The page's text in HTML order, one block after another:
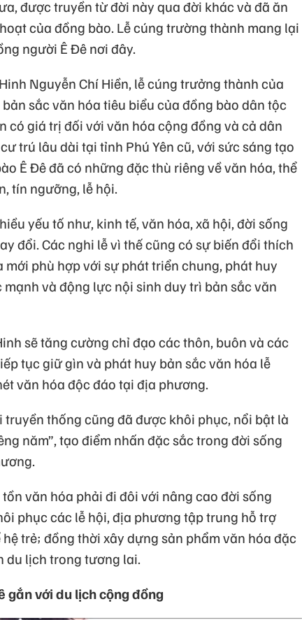
được truyền từ đời này qua đời khác và đã ăn
của đồng bào. Lễ cúng trường thành mang lại
người Ê Đê nơi đây.
Nguyễn Chí Hiền, lễ cúng trưởng thành của
sắc văn hóa tiêu biểu của đồng bào dân tộc
có giá trị đối với văn hóa cộng đồng và cả dân
trú lâu dài tại tỉnh Phú Yên cũ, với sức sáng tạo
Ê Đê đã có những đặc thù riêng về văn hóa, thể
tín ngưỡng, lễ hội.
yếu tố như, kinh tế, văn hóa, xã hội, đời sống
đổi. Các nghi lễ vì thế cũng có sự biến đổi thích
phù hợp với sự phát triển chung, phát huy
và động lực nội sinh duy trì bản sắc văn
sẽ tăng cường chỉ đạo các thôn, buôn và các
tục giữ gìn và phát huy bản sắc văn hóa lễ
văn hóa độc đáo tại địa phương.
truyền thống cũng đã được khôi phục, nổi bật là
năm”, tạo điểm nhấn đặc sắc trong đời sống
văn hóa phải đi đôi với nâng cao đời sống
phục các lễ hội, địa phương tập trung hỗ trợ
trẻ; đồng thời xây dựng sản phẩm văn hóa đặc
du lịch trong tương lai.
gắn với du lịch cộng đồng